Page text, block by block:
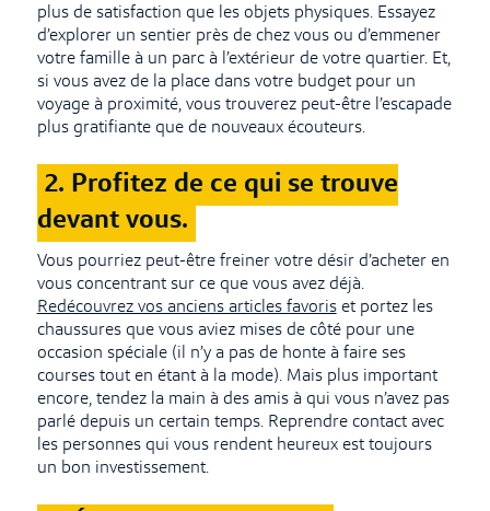
plus de satisfaction que les objets physiques. Essayez
d’explorer un sentier près de chez vous ou d’emmener
votre famille à un parc à l’extérieur de votre quartier. Et,
si vous avez de la place dans votre budget pour un
voyage à proximité, vous trouverez peut-être l’escapade
plus gratifiante que de nouveaux écouteurs.
2. Profitez de ce qui se trouve
devant vous.
Vous pourriez peut-être freiner votre désir d’acheter en
vous concentrant sur ce que vous avez déjà.
Redécouvrez vos anciens articles favoriset portez les
chaussures que vous aviez mises de côté pour une
occasion spéciale (il n’y a pas de honte à faire ses
courses tout en étant à la mode). Mais plus important
encore, tendez la main à des amis à qui vous n’avez pas
parlé depuis un certain temps. Reprendre contact avec
les personnes qui vous rendent heureux est toujours
un bon investissement.